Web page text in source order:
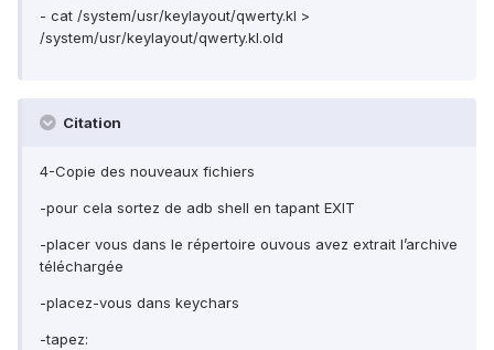
- cat /system/usr/keylayout/qwerty.kl >
/system/usr/keylayout/qwerty.kl.old
Citation
4-Copie des nouveaux fichiers
-pour cela sortez de adb shell en tapant EXIT
-placer vous dans le répertoire ouvous avez extrait l’archive
téléchargée
-placez-vous dans keychars
-tapez: